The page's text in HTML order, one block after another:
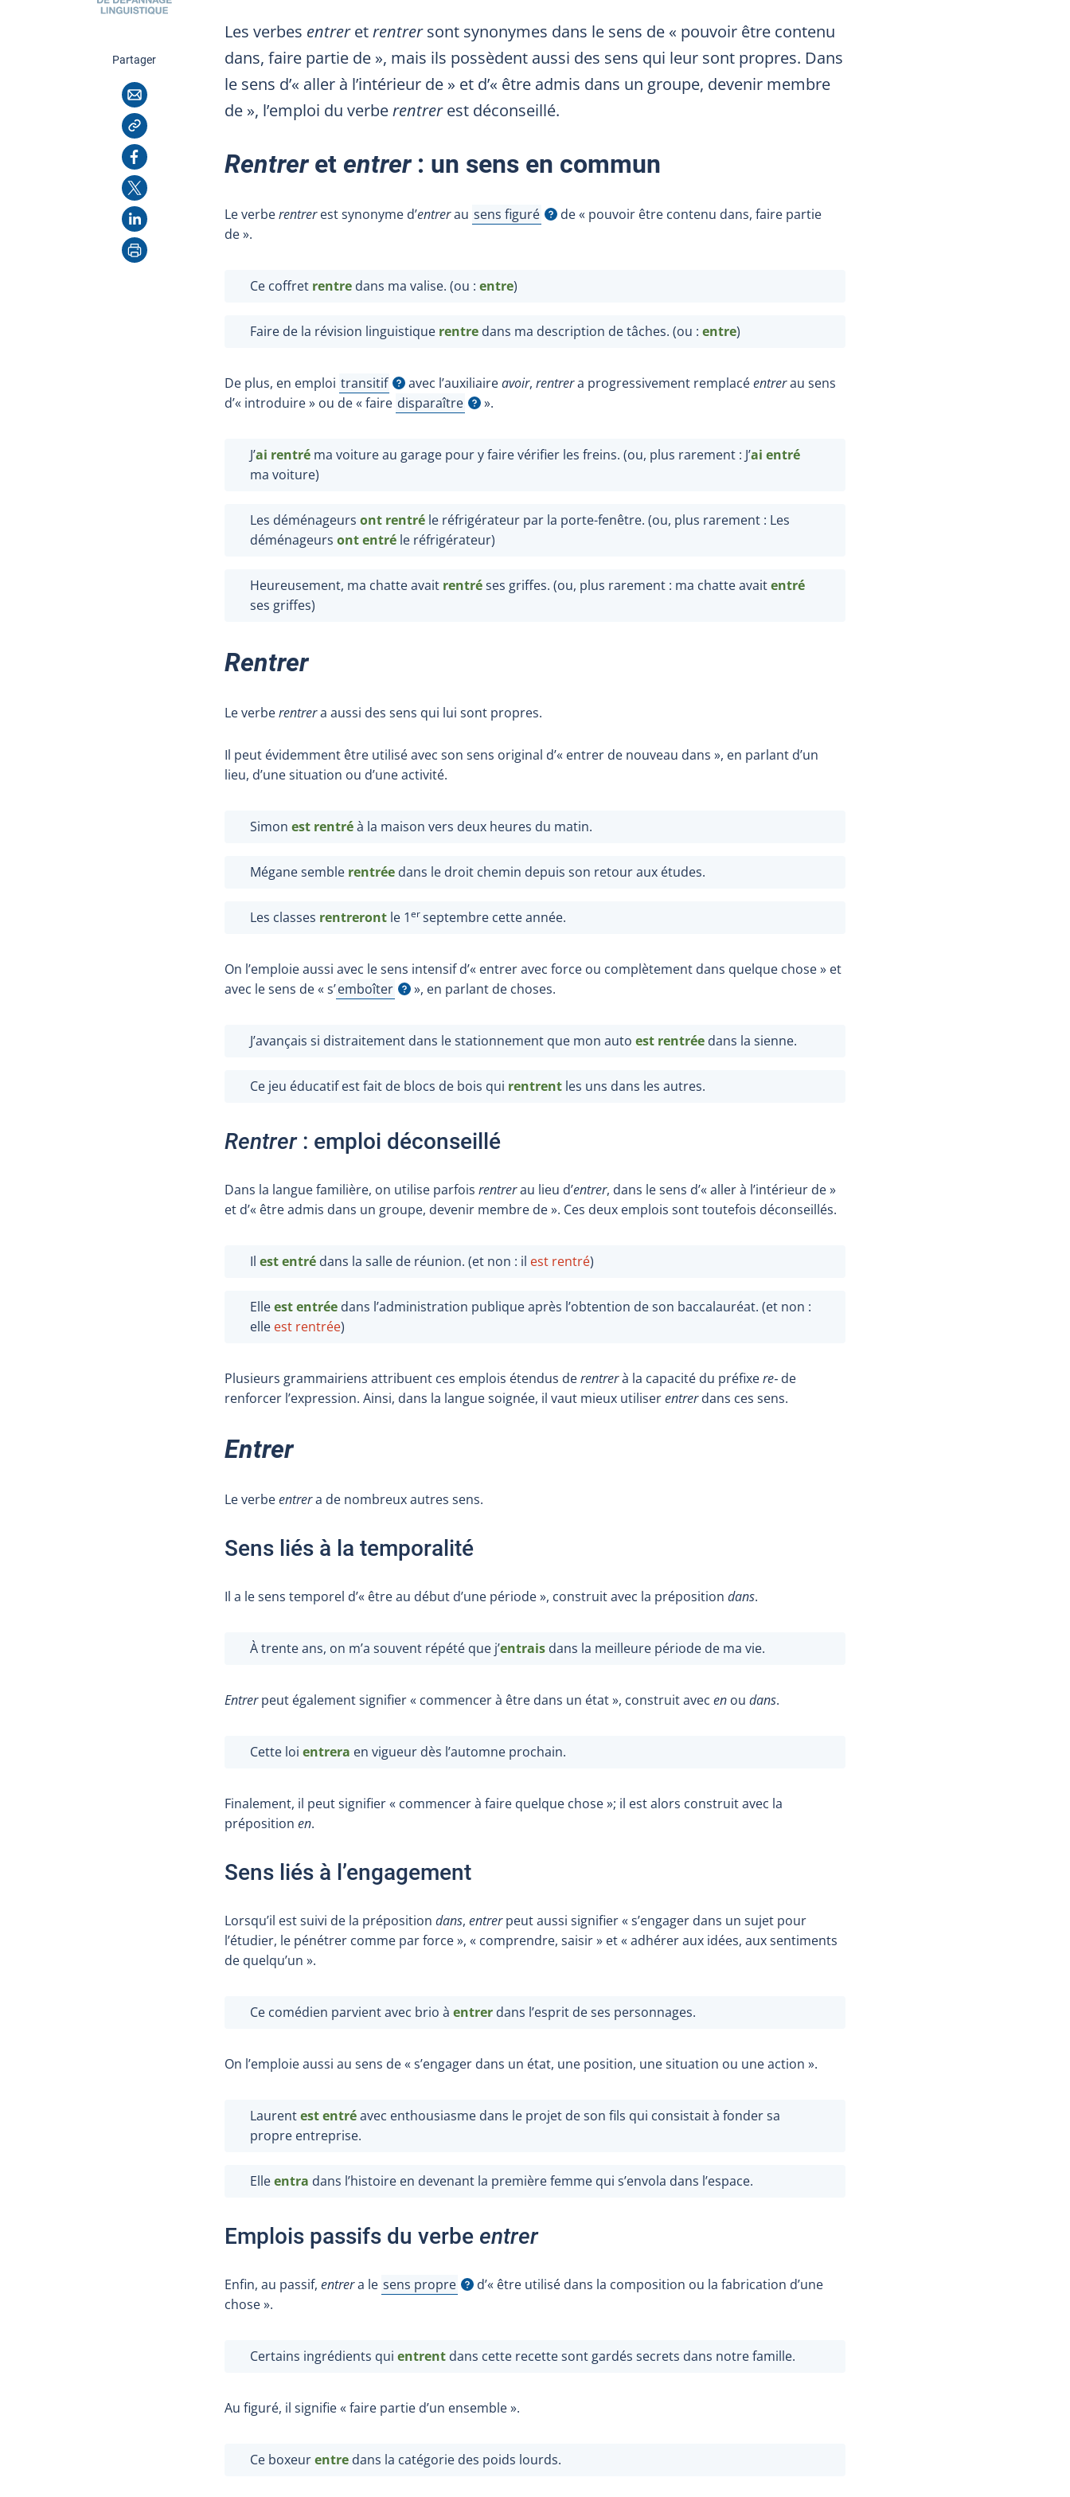
Partagercette page
Courriel
Copier l'adresse
Facebook
X
LinkedIn
Imprimer
Les verbes entreretrentrersont synonymes dans le sens de « pouvoir être contenu
dans, faire partie de », mais ils possèdent aussi des sens qui leur sont propres. Dans
le sens d’« aller à l’intérieur de » et d’« être admis dans un groupe, devenir membre
de », l’emploi du verberentrerest déconseillé.
Rentreret entrer: un sens en commun
Le verberentrerest synonyme d’entrerau sens figuré
Afficher l'infobullede « pouvoir être contenu dans, faire partie
de ».
Ce coffret rentre dans ma valise. (ou : entre)
Faire de la révision linguistique rentre dans ma description de tâches. (ou : entre)
De plus, en emploi transitif
Afficher l'infobulle
avec l’auxiliaireavoir, rentrera progressivement remplacéentrerau sens
d’« introduire » ou de « faire disparaître
Afficher l'infobulle
».
J’ai rentré ma voiture au garage pour y faire vérifier les freins. (ou, plus rarement : J’ai entré
ma voiture)
Les déménageurs ont rentré le réfrigérateur par la porte-fenêtre. (ou, plus rarement : Les
déménageurs ont entré le réfrigérateur)
Heureusement, ma chatte avait rentréses griffes. (ou, plus rarement : ma chatte avaitentré
ses griffes)
Rentrer
Le verberentrera aussi des sens qui lui sont propres.
Il peut évidemment être utilisé avec son sens original d’« entrer de nouveau dans », en parlant d’un
lieu, d’une situation ou d’une activité.
Simon est rentréà la maison vers deux heures du matin.
Mégane semble rentrée dans le droit chemin depuis son retour aux études.
Les classes rentreront le 1erseptembre cette année.
On l’emploie aussi avec le sens intensif d’« entrer avec force ou complètement dans quelque chose » et
avec le sens de« s’emboîter
Afficher l'infobulle
», en parlant de choses.
J’avançais si distraitement dans le stationnement que mon auto est rentrée dans la sienne.
Ce jeu éducatif est fait de blocs de bois qui rentrent les uns dans les autres.
Rentrer: emploi déconseillé
Dans la langue familière, on utilise parfois rentrerau lieu d’entrer, dans le sens d’« aller à l’intérieur de »
et d’« être admis dans un groupe, devenir membre de ». Ces deux emplois sont toutefois déconseillés.
Il est entré dans la salle de réunion. (et non : il est rentré)
Elleest entrée dans l’administration publique après l’obtention de son baccalauréat. (et non :
elle est rentrée)
Plusieurs grammairiens attribuent ces emplois étendus derentrerà la capacité du préfixere‑ de
renforcer l’expression. Ainsi, dans la langue soignée, il vaut mieux utiliserentrerdans ces sens.
Entrer
Le verbeentrera de nombreux autres sens.
Sens liés à la temporalité
Il a le sens temporel d’« être au début d’une période », construit avec la préposition dans.
À trente ans, on m’a souvent répété que j’entrais dans la meilleure période de ma vie.
Entrerpeut également signifier « commencer à être dans un état », construit avec en ou dans.
Cette loi entrera en vigueur dès l’automne prochain.
Finalement, il peut signifier « commencer à faire quelque chose »; il est alors construit avec la
préposition en.
Sens liés à l’engagement
Lorsqu’il est suivi de la préposition dans, entrerpeut aussi signifier « s’engager dans un sujet pour
l’étudier, le pénétrer comme par force », « comprendre, saisir » et « adhérer aux idées, aux sentiments
de quelqu’un ».
Ce comédien parvient avec brio à entrer dans l’esprit de ses personnages.
On l’emploie aussi au sens de « s’engager dans un état, une position, une situation ou une action ».
Laurentestentréavec enthousiasme dans le projet de son fils qui consistait à fonder sa
propre entreprise.
Elleentra dans l’histoire en devenant la première femme qui s’envola dans l’espace.
Emplois passifs du verbe entrer
Enfin, au passif, entrera le sens propre
Afficher l'infobulled’« être utilisé dans la composition ou la fabrication d’une
chose ».
Certains ingrédients qui entrent dans cette recette sont gardés secrets dans notre famille.
Au figuré, il signifie « faire partie d’un ensemble ».
Ce boxeurentre dans la catégorie des poids lourds.